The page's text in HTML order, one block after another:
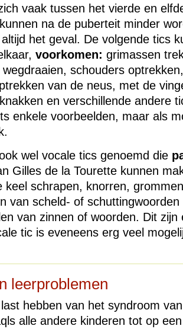
vaak tussen het vierde en
na de puberteit minder
het geval. De volgende tics
voorkomen: grimassen
wegdraaien, schouders
van de neus, met de
en verschillende andere
enkele voorbeelden, maar als
wel vocale tics genoemd die
Gilles de la Tourette kunnen
keel schrapen, knorren,
van scheld- of
van zinnen of woorden. Dit zijn
tic is eveneens erg veel
leerproblemen
hebben van het syndroom
alle andere kinderen tot op